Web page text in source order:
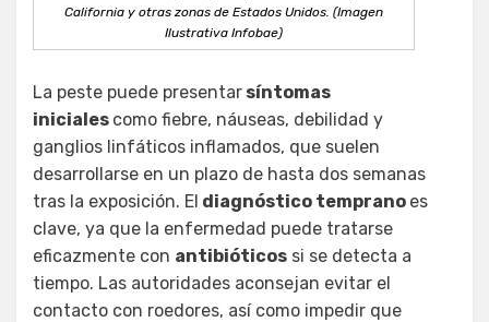
California y otras zonas de Estados Unidos. (Imagen
Ilustrativa Infobae)
La peste puede presentar síntomas
iniciales como fiebre, náuseas, debilidad y
ganglios linfáticos inflamados, que suelen
desarrollarse en un plazo de hasta dos semanas
tras la exposición. El diagnóstico temprano es
clave, ya que la enfermedad puede tratarse
eficazmente con antibióticos si se detecta a
tiempo. Las autoridades aconsejan evitar el
contacto con roedores, así como impedir que